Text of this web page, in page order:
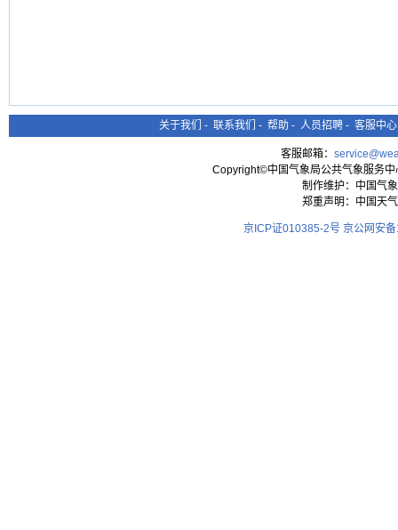
关于我们 - 联系我们 - 帮助 - 人员招聘 - 客服中心
客服邮箱：
Copyright©中国气象局公共气象服务
制作维护：中国气
郑重声明：中国天
京ICP证010385-2号 京公网安